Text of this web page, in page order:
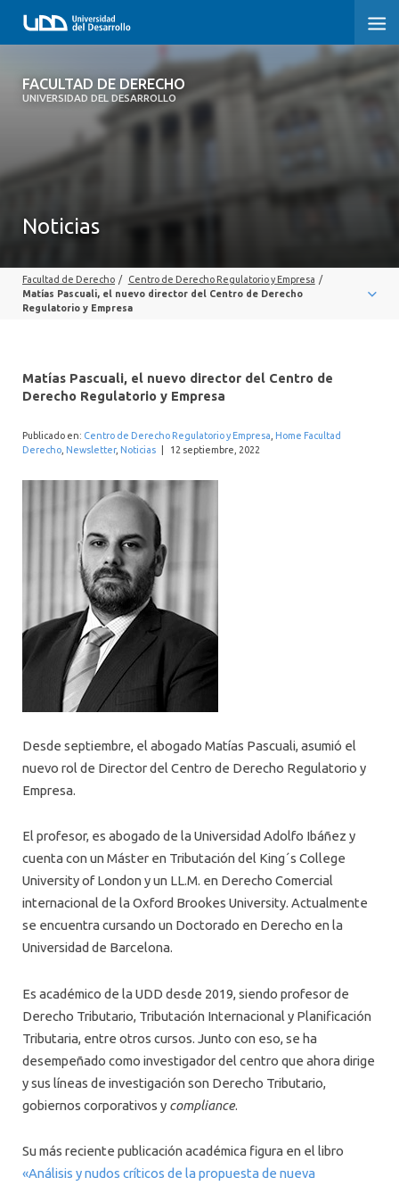
FACULTAD DE DERECHO
UNIVERSIDAD DEL DESARROLLO
FACULTAD DE DERECHO
SOBRE LA FACULTAD
PROFESORES
INTERNACIONAL
Noticias
Facultad de Derecho / Centro de Derecho Regulatorio y Empresa /
Matías Pascuali, el nuevo director del Centro de Derecho
Regulatorio y Empresa
Matías Pascuali, el nuevo director del Centro de
Derecho Regulatorio y Empresa
Publicado en: Centro de Derecho Regulatorio y Empresa Home Facultad
Derecho Newsletter, Noticias 12 septiembre, 2022
Desde septiembre, el abogado Matías Pascuali, asumió el
nuevo rol de Director del Centro de Derecho Regulatorio y
Empresa.
El profesor, es abogado de la Universidad Adolfo Ibáñez y
cuenta con un Máster en Tributación del King´s College
University of London y un LL.M. en Derecho Comercial
internacional de la Oxford Brookes University. Actualmente
se encuentra cursando un Doctorado en Derecho en la
Universidad de Barcelona.
Es académico de la UDD desde 2019, siendo profesor de
Derecho Tributario, Tributación Internacional y Planificación
Tributaria, entre otros cursos. Junto con eso, se ha
desempeñado como investigador del centro que ahora dirige
y sus líneas de investigación son Derecho Tributario,
gobiernos corporativos y compliance.
Su más reciente publicación académica figura en el libro
«Análisis y nudos críticos de la propuesta de nueva